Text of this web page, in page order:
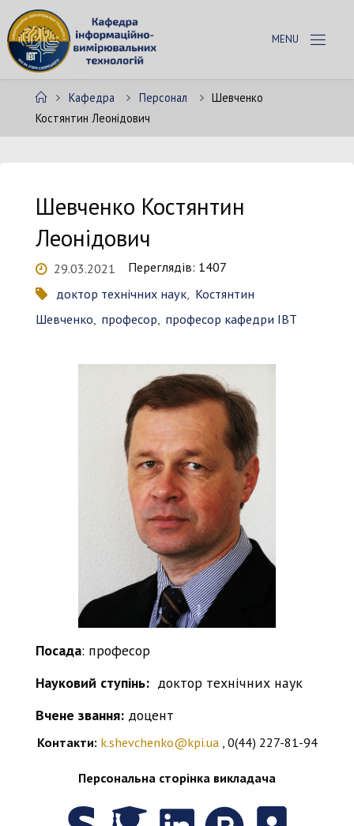
Skip
to
content
ЕД
РА
HomeКафедра Персонал
Шевченко
Костянтин Леонідович
Шевченко Костянтин
Леонідович
29.03.2021
доктор технічних наук, Костянтин
Шевченко, професор, професор кафедри ІВТ
Переглядів: 1407
Посада: професор
Науковий ступінь: доктор технічних наук
Вчене звання: доцент
Контакти: k.shevchenko@kpi.ua , 0(44) 227-81-94
Персональна сторінка викладача